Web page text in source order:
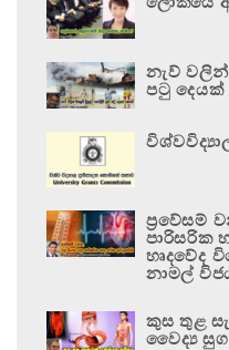
නැව්
පටු
ප්‍රවේසම්
පාරිසරික
හෘදවේද
නාමල්
කුස තුළ
වෛද්‍ය